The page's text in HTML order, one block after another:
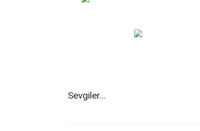
Sevgiler…